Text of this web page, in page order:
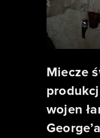
Miecze
wojen